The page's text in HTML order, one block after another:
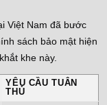
Việt Nam đã bước
sách bảo mật hiện
khe này.
YÊU CẦU TUÂN
THỦ